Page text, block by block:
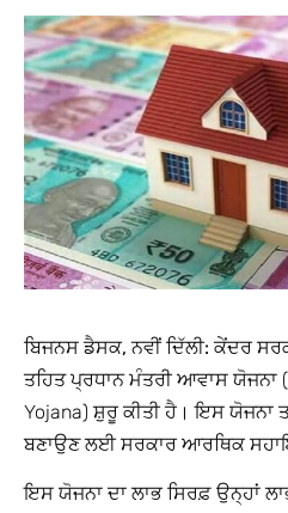
ਬਿਜਨਸ ਡੈਸਕ, ਨਵੀਂ ਦਿੱਲੀ: ਕੇਂਦਰ
ਤਹਿਤ ਪ੍ਰਧਾਨ ਮੰਤਰੀ ਆਵਾਸ ਯੋਜਨਾ
Yojana) ਸ਼ੁਰੂ ਕੀਤੀ ਹੈ। ਇਸ ਯੋਜਨਾ
ਬਣਾਉਣ ਲਈ ਸਰਕਾਰ ਆਰਥਿਕ
ਇਸ ਯੋਜਨਾ ਦਾ ਲਾਭ ਸਿਰਫ਼ ਉਨ੍ਹਾਂ